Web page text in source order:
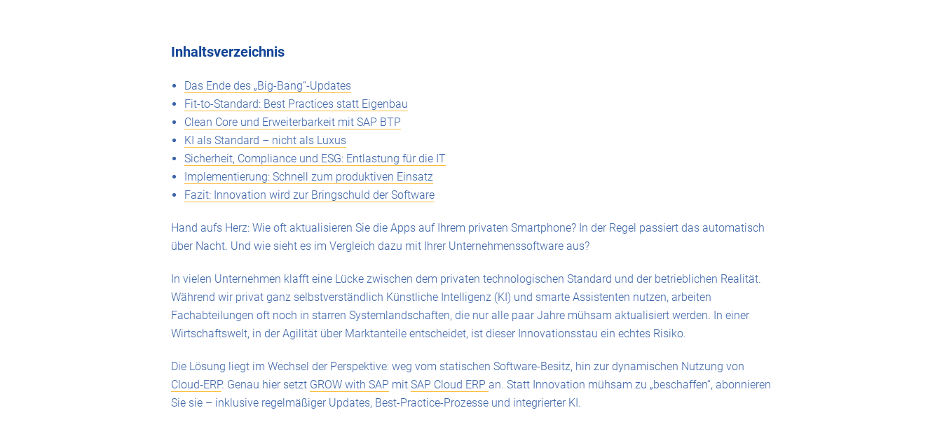
Inhaltsverzeichnis
Das Ende des „Big-Bang“-Updates
Fit-to-Standard: Best Practices statt Eigenbau
Clean Core und Erweiterbarkeit mit SAP BTP
KI als Standard – nicht als Luxus
Sicherheit, Compliance und ESG: Entlastung für die IT
Implementierung: Schnell zum produktiven Einsatz
Fazit: Innovation wird zur Bringschuld der Software
Hand aufs Herz: Wie oft aktualisieren Sie die Apps auf Ihrem privaten Smartphone? In der Regel passiert das automatisch
über Nacht. Und wie sieht es im Vergleich dazu mit Ihrer Unternehmenssoftware aus?
In vielen Unternehmen klafft eine Lücke zwischen dem privaten technologischen Standard und der betrieblichen Realität.
Während wir privat ganz selbstverständlich Künstliche Intelligenz (KI) und smarte Assistenten nutzen, arbeiten
Fachabteilungen oft noch in starren Systemlandschaften, die nur alle paar Jahre mühsam aktualisiert werden. In einer
Wirtschaftswelt, in der Agilität über Marktanteile entscheidet, ist dieser Innovationsstau ein echtes Risiko.
Die Lösung liegt im Wechsel der Perspektive: weg vom statischen Software-Besitz, hin zur dynamischen Nutzung von
Cloud‑ERP. Genau hier setzt GROW with SAP mit SAP Cloud ERP an. Statt Innovation mühsam zu „beschaffen“, abonnieren
Sie sie – inklusive regelmäßiger Updates, Best-Practice-Prozesse und integrierter KI.